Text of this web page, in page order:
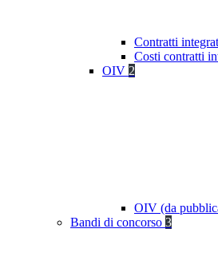
Contratti
Costi contratti
OIV 2
OIV (da
Bandi di concorso 3